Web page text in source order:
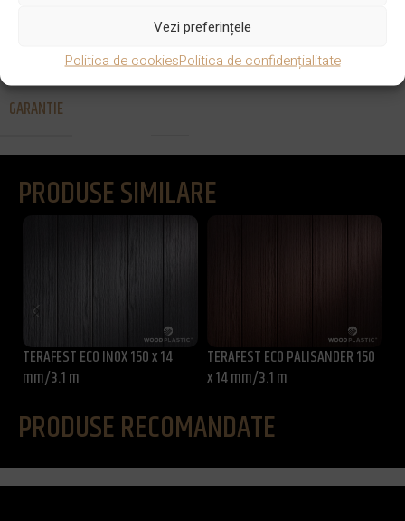
Vezi preferințele
Politica de cookiesPolitica de confidențialitate
Tec TIP MATERIAL
GARANTIE
PRODUSE SIMILARE
TERAFEST ECO INOX 150 x 14
mm/3.1 m
TERAFEST ECO PALISANDER 150
x 14 mm/3.1 m
PRODUSE RECOMANDATE